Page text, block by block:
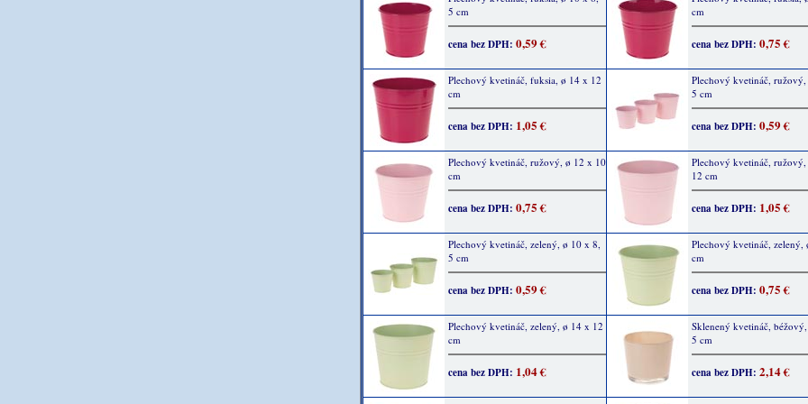
5 cm
cena bez DPH: 0,59 €
cm
cena bez DPH: 0,75 €
Plechový kvetináč, fuksia, ø 14 x 12
cm
cena bez DPH: 1,05 €
Plechový kvetináč,
5 cm
cena bez DPH: 0,59 €
Plechový kvetináč, ružový, ø 12 x 10
cm
cena bez DPH: 0,75 €
Plechový kvetináč,
12 cm
cena bez DPH: 1,05 €
Plechový kvetináč, zelený, ø 10 x 8,
5 cm
cena bez DPH: 0,59 €
Plechový kvetináč, zelený,
cm
cena bez DPH: 0,75 €
Plechový kvetináč, zelený, ø 14 x 12
cm
cena bez DPH: 1,04 €
Sklenený kvetináč,
5 cm
cena bez DPH: 2,14 €